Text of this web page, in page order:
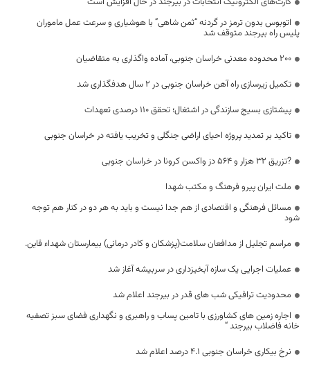
اتوبوس بدون ترمز در گردنه “ثمن شاهی” با هوشیاری و سرعت عمل ماموران
پلیس راه بیرجند متوقف شد
200 محدوده معدنی خراسان جنوبی، آماده واگذاری به متقاضیان
تکمیل زیرسازی راه آهن خراسان جنوبی در ۲ سال هدفگذاری شد
پیشتازی بسیج سازندگی در اشتغال؛ تحقق ۱۱۰ درصدی تعهدات
تاکید بر تمدید پروژه احیای اراضی جنگلی و تخریب یافته در خراسان جنوبی
?تزریق ۳۲ هزار و ۵۶۴ دز واکسن کرونا در خراسان جنوبی
ملت ایران پیرو فرهنگ و مکتب شهدا
مسائل فرهنگی و اقتصادی از هم جدا نیست و باید به هر دو در کنار هم توجه
شود
مراسم تجلیل از مدافعان سلامت(پزشکان و کادر درمانی) بیمارستان شهداء قاین.
عملیات اجرایی یک سازه آبخیزداری در سربیشه آغاز شد
محدودیت ترافیکی شب های قدر در بیرجند اعلام شد
اجاره زمین های کشاورزی با تامین پساب و راهبری و نگهداری فضای سبز تصفیه
خانه فاضلاب بیرجند “
نرخ بیکاری خراسان جنوبی ۴.۱ درصد اعلام شد